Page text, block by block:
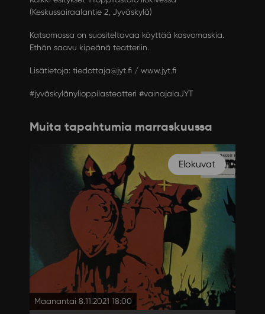
(Keskussairaalantie 2, Jyväskylä)
Katsomossa on suositeltavaa käyttää kasvomaskia.
Ethän saavu kipeänä teatteriin.
Lisätietoja: tiedottaja@jyt.fi/ www.jyt.fi
#jyväskylänylioppilasteatteri #vainajalaJYT
Muita tapahtumia marraskuussa
Elokuvat
Maanantai 8.11.2021 18:00